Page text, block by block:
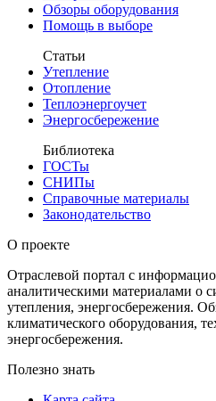
Обзоры оборудования
Помощь в выборе
Статьи
Утепление
Отопление
Теплоэнергоучет
Энергосбережение
Библиотека
ГОСТы
СНИПы
Справочные материалы
Законодательство
О проекте
Отраслевой портал с
аналитическими материалами о
утепления, энергосбережения.
климатического оборудования,
энергосбережения.
Полезно знать